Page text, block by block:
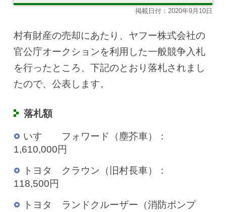
掲載日付：2020年9月10日
村有財産の売却にあたり、ヤフー株式会社の
官公庁オークションを利用した一般競争入札
を行ったところ、下記のとおり落札されまし
たので、公表します。
落札額
いすゞ フォワード（塵芥車）：
1,610,000円
トヨタ クラウン（旧村長車）：
118,500円
トヨタ ランドクルーザー（消防ポンプ